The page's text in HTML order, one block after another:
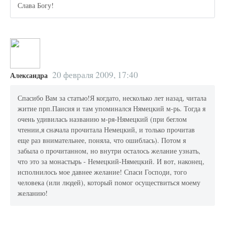
Слава Богу!
Александра 20 февраля 2009, 17:40
Спасибо Вам за статью!Я когдато, несколько лет назад, читала
житие прп.Паисия и там упоминался Нямецкий м-рь. Тогда я
очень удивилась названию м-ря-Нямецкий (при беглом
чтении,я сначала прочитала Немецкий, и только прочитав
еще раз внимательнее, поняла, что ошиблась). Потом я
забыла о прочитанном, но внутри осталось желание узнать,
что это за монастырь - Немецкий-Нямецкий. И вот, наконец,
исполнилось мое давнее желание! Спаси Господи, того
человека (или людей), который помог осуществиться моему
желанию!